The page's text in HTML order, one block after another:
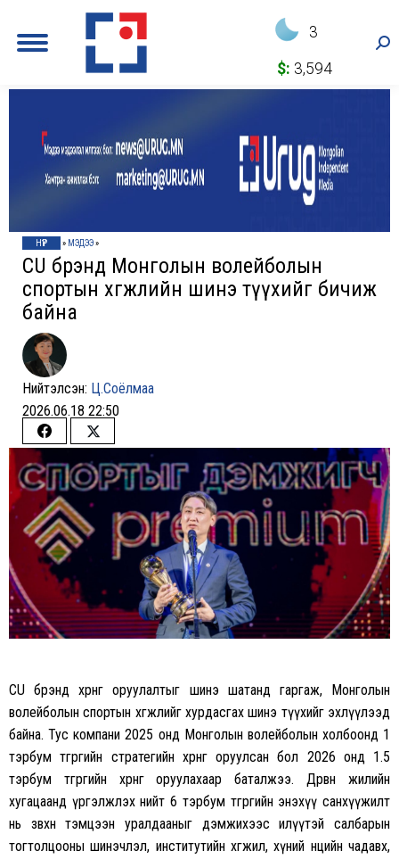
3
$: 3,594
НҮҮР » МЭДЭЭ»
CU брэнд Монголын волейболын
спортын хөгжлийн шинэ түүхийг бичиж
байна
Нийтэлсэн: Ц.Соёлмаа
2026.06.18 22:50
Share
on
Facebook
Share
on
Twitter
CU брэнд хөрөнгө оруулалтыг шинэ шатанд гаргаж, Монголын
волейболын спортын хөгжлийг хурдасгах шинэ түүхийг эхлүүлээд
байна. Тус компани 2025 онд Монголын волейболын холбоонд 1
тэрбум төгрөгийн стратегийн хөрөнгө оруулсан бол 2026 онд 1.5
тэрбум төгрөгийн хөрөнгө оруулахаар баталжээ. Дөрвөн жилийн
хугацаанд үргэлжлэх нийт 6 тэрбум төгрөгийн энэхүү санхүүжилт
нь зөвхөн тэмцээн уралдааныг дэмжихээс илүүтэй салбарын
тогтолцооны шинэчлэл, институтийн хөгжил, хүний нөөцийн чадавх,